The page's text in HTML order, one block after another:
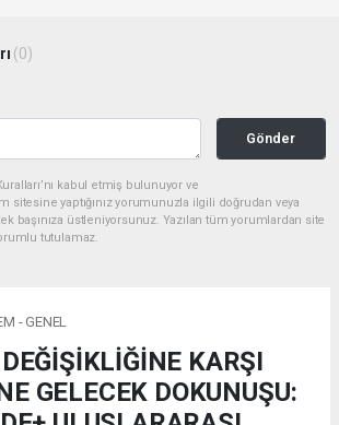
(0)
Gönder
kabul etmiş bulunuyor ve
yaptığınız yorumunuzla ilgili doğrudan veya
başınıza üstleniyorsunuz. Yazılan tüm yorumlardan site
tutulamaz.
- GENEL
KARŞI
GELECEK DOKUNUŞU: